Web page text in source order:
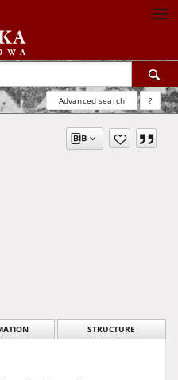
Advanced search ?
STRUCTURE